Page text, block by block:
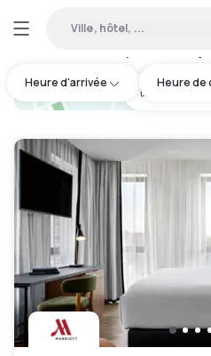
Ville, hôtel, ...
Heure d'arrivée Heure de